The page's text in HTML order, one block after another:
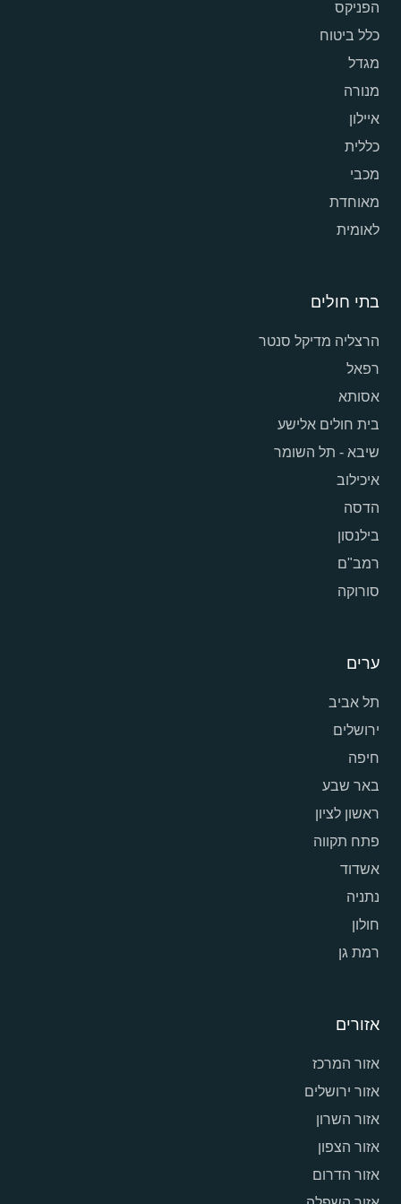
הפניקס
כלל ביטוח
מגדל
מנורה
איילון
כללית
מכבי
מאוחדת
לאומית
בתי חולים
הרצליה מדיקל סנטר
רפאל
אסותא
בית חולים אלישע
שיבא - תל השומר
איכילוב
הדסה
בילנסון
רמב"ם
סורוקה
ערים
תל אביב
ירושלים
חיפה
באר שבע
ראשון לציון
פתח תקווה
אשדוד
נתניה
חולון
רמת גן
אזורים
אזור המרכז
אזור ירושלים
אזור השרון
אזור הצפון
אזור הדרום